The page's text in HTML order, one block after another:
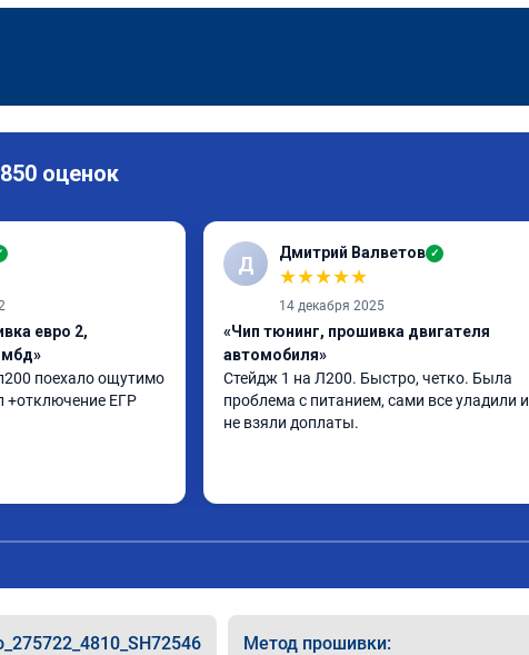
оценок
евро 2,
поехало ощутимо
+отключение ЕГР
Д Дмитрий Валветов ✓
★★★★★
14 декабря 2025
«Чип тюнинг, прошивка двигателя
автомобиля»
Стейдж 1 на Л200. Быстро, четко. Была
проблема с питанием, сами все уладили и
не взяли доплаты.
Метод прошивки: